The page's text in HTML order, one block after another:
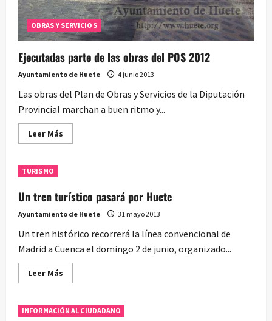
OBRAS Y SERVICIOS
Ejecutadas parte de las obras del POS 2012
Ayuntamiento de Huete 4 junio 2013
Las obras del Plan de Obras y Servicios de la Diputación
Provincial marchan a buen ritmo y...
Leer Más
más
las
obras
del
POS
TURISMO
Un tren turístico pasará por Huete
Ayuntamiento de Huete 31 mayo 2013
Un tren histórico recorrerá la línea convencional de
Madrid a Cuenca el domingo 2 de junio, organizado...
Leer Más
más
Un
tren
INFORMACIÓN AL CIUDADANO